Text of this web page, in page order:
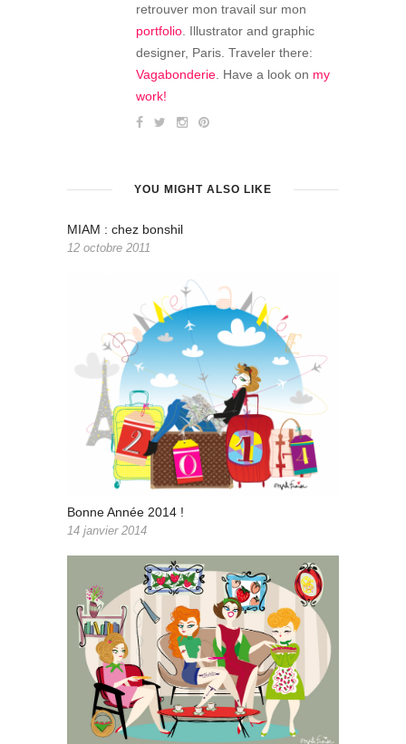
retrouver mon travail sur mon
portfolio . Illustrator and graphic
designer, Paris. Traveler there:
Vagabonderie . Have a look on my
work!
YOU MIGHT ALSO LIKE
MIAM : chez bonshil
12 octobre 2011
Bonne Année 2014 !
14 janvier 2014